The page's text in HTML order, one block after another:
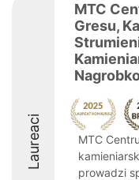
Laureaci
MTC
Gresu,
MTC
prowadzi